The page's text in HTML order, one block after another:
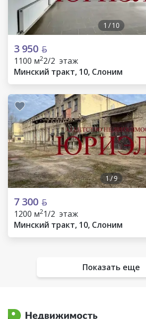
1 /10
3 950
1100 м22/2 этаж
Минский тракт, 10, Слоним
1/9
7 300
1200 м21/2 этаж
Минский тракт, 10, Слоним
Показать еще